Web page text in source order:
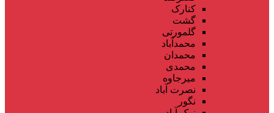
کنارک
گشت
گلمورتی
محمدآباد
محمدان
محمدی
میرجاوه
نصرت آباد
نگور